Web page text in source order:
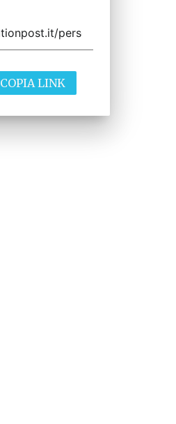
COPIA LINK